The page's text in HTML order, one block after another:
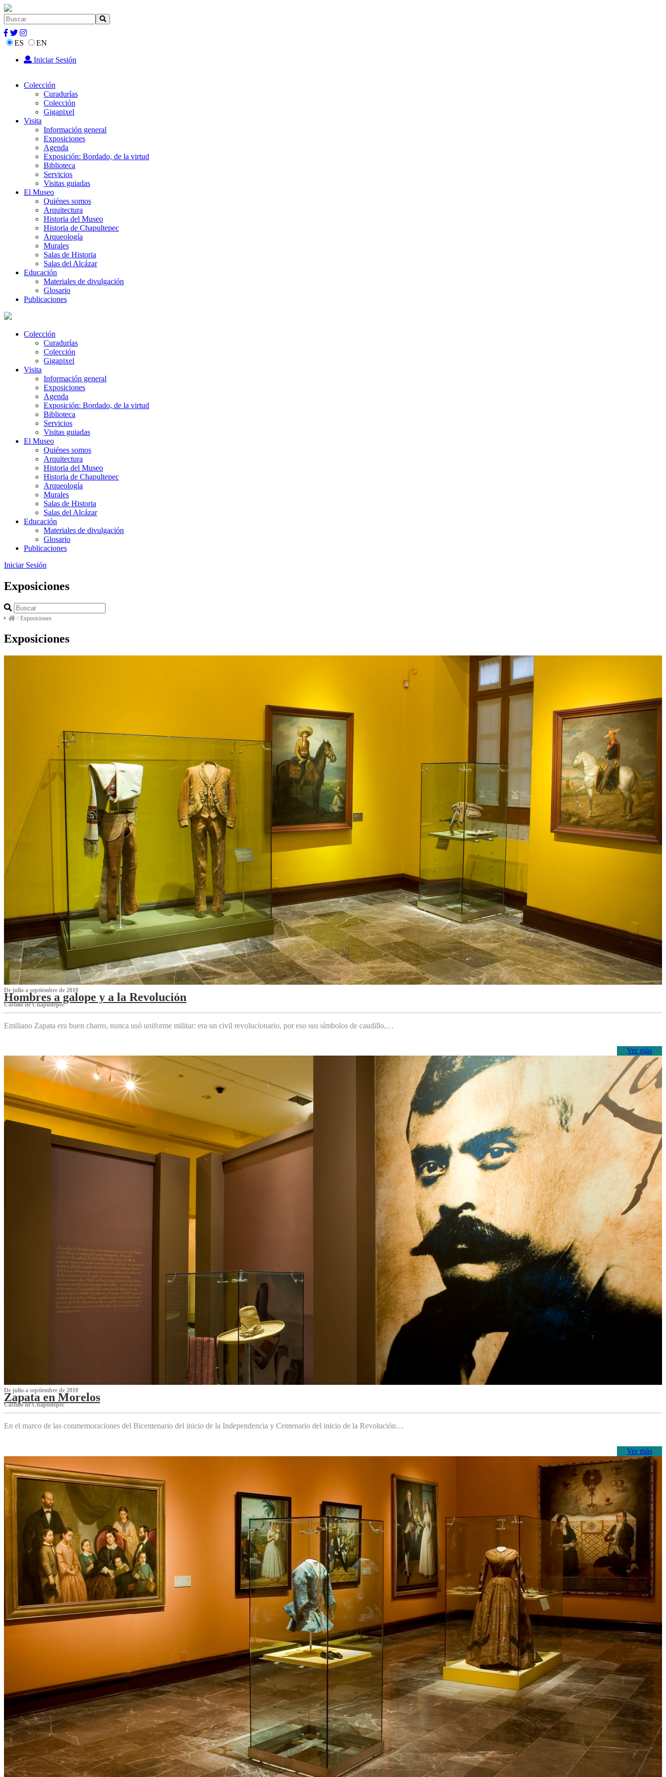
ES
EN
Iniciar Sesión
Colección
Curadurías
Colección
Gigapixel
Visita
Información general
Exposiciones
Agenda
Exposición: Bordado, de la virtud
Biblioteca
Servicios
Visitas guiadas
El Museo
Quiénes somos
Arquitectura
Historia del Museo
Historia de Chapultepec
Arqueología
Murales
Salas de Historia
Salas del Alcázar
Educación
Materiales de divulgación
Glosario
Publicaciones
Colección
Curadurías
Colección
Gigapixel
Visita
Información general
Exposiciones
Agenda
Exposición: Bordado, de la virtud
Biblioteca
Servicios
Visitas guiadas
El Museo
Quiénes somos
Arquitectura
Historia del Museo
Historia de Chapultepec
Arqueología
Murales
Salas de Historia
Salas del Alcázar
Educación
Materiales de divulgación
Glosario
Publicaciones
Iniciar Sesión
Exposiciones
/ Exposiciones
Exposiciones
De julio a septiembre de 2010
Hombres a galope y a la Revolución
Castillo de Chapultepec
Emiliano Zapata era buen charro, nunca usó uniforme militar: era un civil revolucionario, por eso sus símbolos de caudillo,…
Ver más
De julio a septiembre de 2010
Zapata en Morelos
Castillo de Chapultepec
En el marco de las conmemoraciones del Bicentenario del inicio de la Independencia y Centenario del inicio de la Revolución…
Ver más